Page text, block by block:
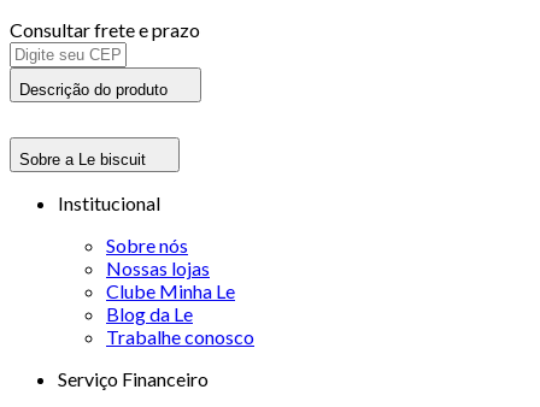
Consultar frete e prazo
Descrição do produto
Sobre a Le biscuit
Institucional
Sobre nós
Nossas lojas
Clube Minha Le
Blog da Le
Trabalhe conosco
Serviço Financeiro